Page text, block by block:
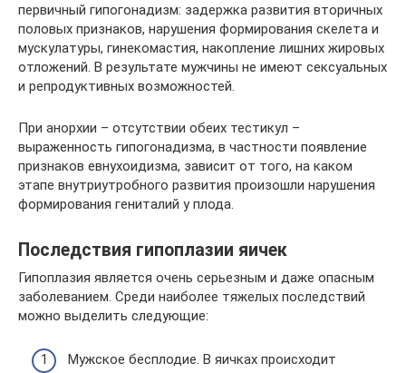
первичный гипогонадизм: задержка развития вторичных
половых признаков, нарушения формирования скелета и
мускулатуры, гинекомастия, накопление лишних жировых
отложений. В результате мужчины не имеют сексуальных
и репродуктивных возможностей.
При анорхии – отсутствии обеих тестикул ­–
выраженность гипогонадизма, в частности появление
признаков евнухоидизма, зависит от того, на каком
этапе внутриутробного развития произошли нарушения
формирования гениталий у плода.
Последствия гипоплазии яичек
Гипоплазия является очень серьезным и даже опасным
заболеванием. Среди наиболее тяжелых последствий
можно выделить следующие:
Мужское бесплодие. В яичках происходит